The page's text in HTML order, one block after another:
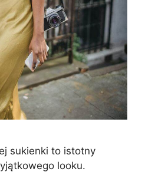
sukienki to istotny
looku.